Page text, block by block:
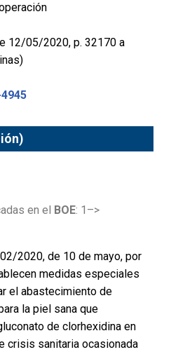
12/05/2020, p. 32170 a
en el BOE: 1–>
2020, de 10 de mayo, por
medidas especiales
el abastecimiento de
la piel sana que
de clorhexidina en
crisis sanitaria ocasionada